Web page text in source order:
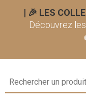
| 🎉 LES
Découvrez